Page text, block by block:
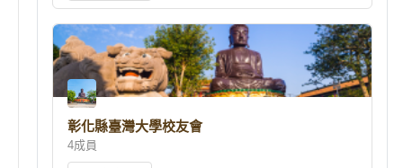
彰化縣臺灣大學校友會
4成員